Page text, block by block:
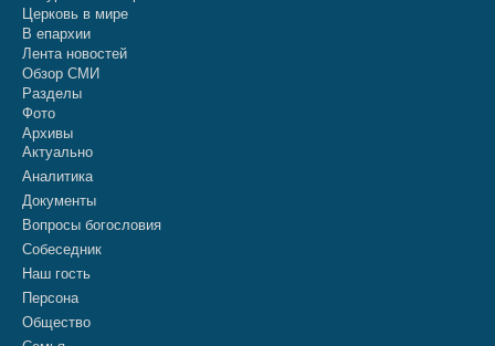
Церковь в мире
В епархии
Лента новостей
Обзор СМИ
Разделы
Фото
Архивы
Актуально
Аналитика
Документы
Вопросы богословия
Собеседник
Наш гость
Персона
Общество